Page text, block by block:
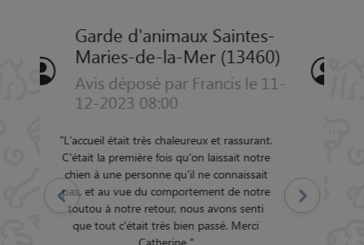
Garde d'animaux Saintes-
Maries-de-la-Mer (13460)
Avis déposé par Mireille le 08-
05-2016 09:30
".Antoine est un gardien formidable,mon
chien est en pleine forme,il a passé un mois
formidable,choyé,câline,il s'est sociabilité
dans cette famille d'accueil formidable.pour
tous nos déplacements à venir il sera notre
choix.merci Antoine "
Précédent Suivant